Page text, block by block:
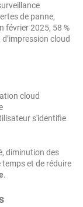
de panne,
février 2025, 58 %
cloud
cloud
s'identifie
diminution des
temps et de réduire
.